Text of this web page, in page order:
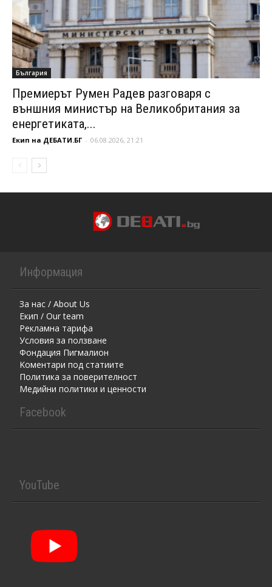
България
Премиерът Румен Радев разговаря с
външния министър на Великобритания за
енергетиката,...
Екип на ДЕБАТИ.БГ - 06.08.2026, 21:21
Информация
За нас / About Us
Екип / Our team
Рекламна тарифа
Условия за ползване
Фондация Пигмалион
Kоментaри под статиите
Политика за поверителност
Медийни политики и ценности
Facebook
YouTube